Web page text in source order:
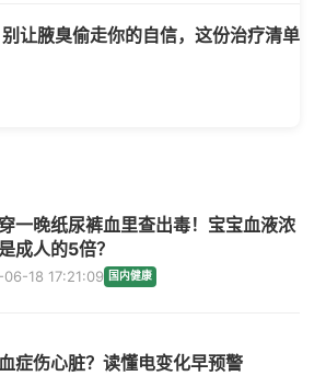
让腋臭偷走你的自信，这份治疗清单
一晚纸尿裤血里查出毒！宝宝血液浓
成人的5倍？
18 17:21:09 国内健康
症伤心脏？读懂电变化早预警